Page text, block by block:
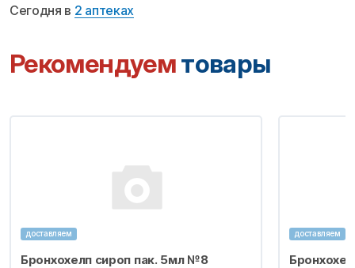
Сегодня в 2 аптеках
Рекомендуемтовары
доставляем
Бронхохелп сироп пак. 5мл №8
доставляем